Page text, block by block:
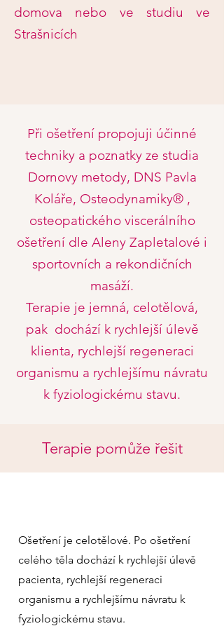
domova nebo ve studiu ve
Strašnicích
Při ošetření propojuji účinné
techniky a poznatky ze studia
Dornovy metody, DNS Pavla
Koláře, Osteodynamiky® ,
osteopatického viscerálního
ošetření dle Aleny Zapletalové i
sportovních a rekondičních
masáží.
Terapie je jemná, celotělová,
pak dochází k rychlejší úlevě
klienta, rychlejší regeneraci
organismu a rychlejšímu návratu
k fyziologickému stavu.
Terapie pomůže řešit
Ošetření je celotělové. Po ošetření
celého těla dochází k rychlejší úlevě
pacienta, rychlejší regeneraci
organismu a rychlejšímu návratu k
fyziologickému stavu.